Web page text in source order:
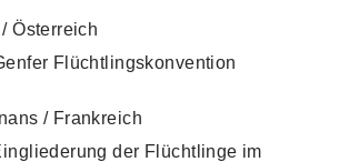
Österreich
Flüchtlingskonvention
/ Frankreich
der Flüchtlinge im